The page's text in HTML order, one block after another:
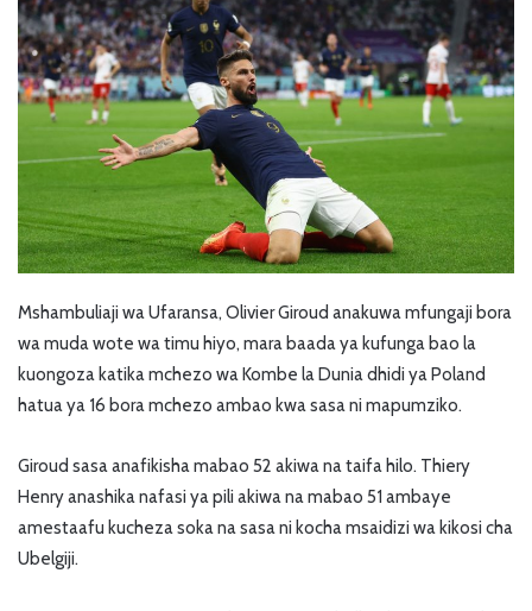
Mshambuliaji wa Ufaransa, Olivier Giroud anakuwa mfungaji bora
wa muda wote wa timu hiyo, mara baada ya kufunga bao la
kuongoza katika mchezo wa Kombe la Dunia dhidi ya Poland
hatua ya 16 bora mchezo ambao kwa sasa ni mapumziko.
Giroud sasa anafikisha mabao 52 akiwa na taifa hilo. Thiery
Henry anashika nafasi ya pili akiwa na mabao 51 ambaye
amestaafu kucheza soka na sasa ni kocha msaidizi wa kikosi cha
Ubelgiji.